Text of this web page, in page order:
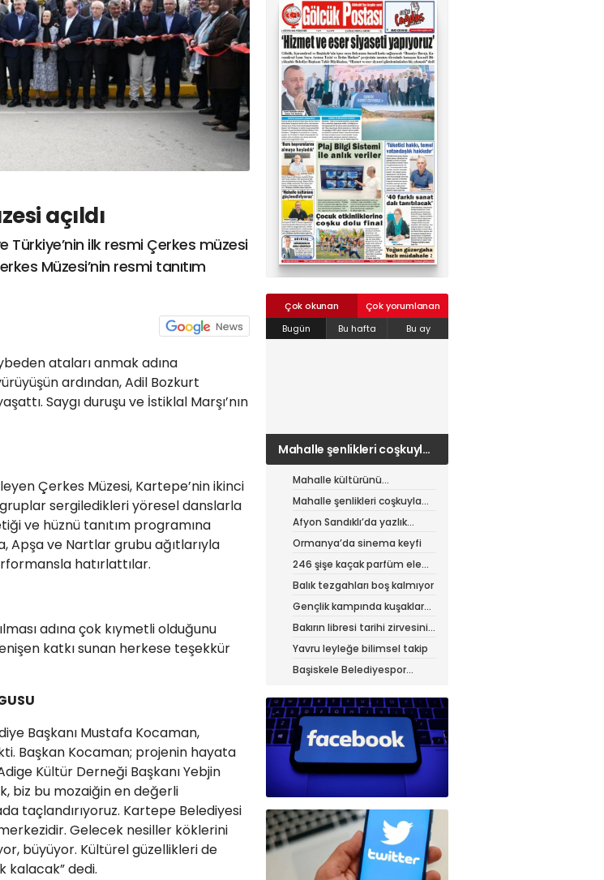
açıldı
ilk resmi Çerkes müzesi
Müzesi’nin resmi tanıtım
ataları anmak adına
ardından, Adil Bozkurt
Saygı duruşu ve İstiklal Marşı’nın
Çerkes Müzesi, Kartepe’nin ikinci
sergiledikleri yöresel danslarla
ve hüznü tanıtım programına
Apşa ve Nartlar grubu ağıtlarıyla
hatırlattılar.
adına çok kıymetli olduğunu
katkı sunan herkese teşekkür
Başkanı Mustafa Kocaman,
Başkan Kocaman; projenin hayata
Kültür Derneği Başkanı Yebjin
biz bu mozaiğin en değerli
taçlandırıyoruz. Kartepe Belediyesi
Gelecek nesiller köklerini
büyüyor. Kültürel güzellikleri de
kalacak” dedi.
Çok okunan
Çok yorumlanan
Bugün
Bu hafta Bu ay
Mahalle şenlikleri coşkuyla
sürüyor
Mahalle kültürünü
canlandıran şenlik
Mahalle şenlikleri coşkuyla
sürüyor
Afyon Sandıklı’da yazlık
patates hasadı
Ormanya’da sinema keyfi
246 şişe kaçak parfüm ele
geçirildi
Balık tezgahları boş kalmıyor
Gençlik kampında kuşaklar
buluştu
Bakırın libresi tarihi zirvesini
test ediyor
Yavru leyleğe bilimsel takip
Başiskele Belediyespor
02624132333
haber@golcukpostasi.com